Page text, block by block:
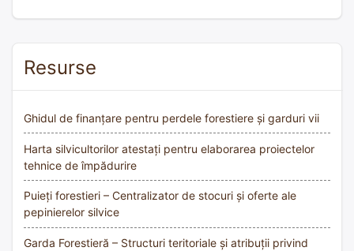
Resurse
Ghidul de finanțare pentru perdele forestiere și garduri vii
Harta silvicultorilor atestați pentru elaborarea proiectelor
tehnice de împădurire
Puieți forestieri – Centralizator de stocuri și oferte ale
pepinierelor silvice
Garda Forestieră – Structuri teritoriale și atribuții privind